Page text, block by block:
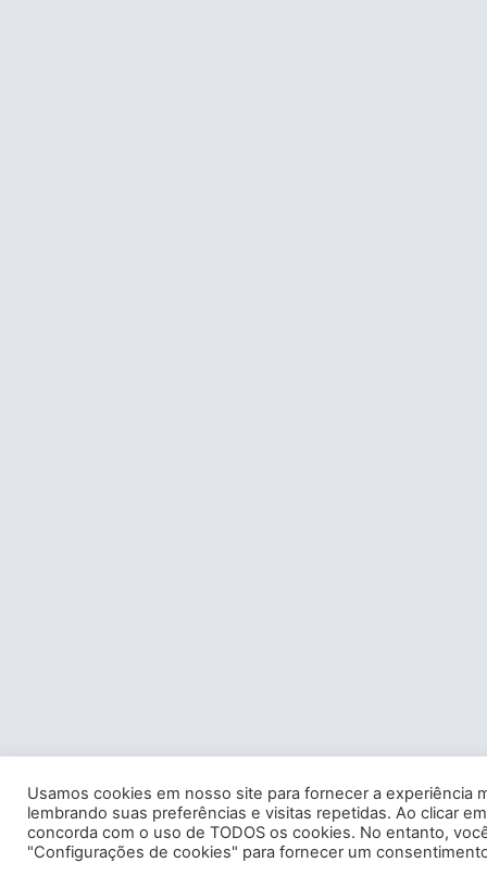
Usamos cookies em nosso site para fornecer a experiência
lembrando suas preferências e visitas repetidas. Ao clicar
concorda com o uso de TODOS os cookies. No entanto,
"Configurações de cookies" para fornecer um